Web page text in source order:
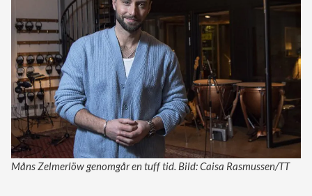
Måns Zelmerlöw genomgår en tuff tid. Bild: Caisa Rasmussen/TT